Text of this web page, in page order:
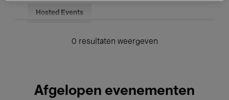
Hosted Events
0 resultaten weergeven
Afgelopen evenementen